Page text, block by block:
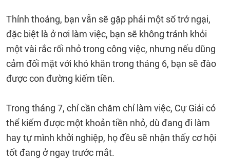
Thỉnh thoảng, bạn vẫn sẽ gặp phải một số trở ngại,
đặc biệt là ở nơi làm việc, bạn sẽ không tránh khỏi
một vài rắc rối nhỏ trong công việc, nhưng nếu dũng
cảm đối mặt với khó khăn trong tháng 6, bạn sẽ đào
được con đường kiếm tiền.
Trong tháng 7, chỉ cần chăm chỉ làm việc, Cự Giải có
thể kiếm được một khoản tiền nhỏ, dù đang đi làm
hay tự mình khởi nghiệp, họ đều sẽ nhận thấy cơ hội
tốt đang ở ngay trước mắt.